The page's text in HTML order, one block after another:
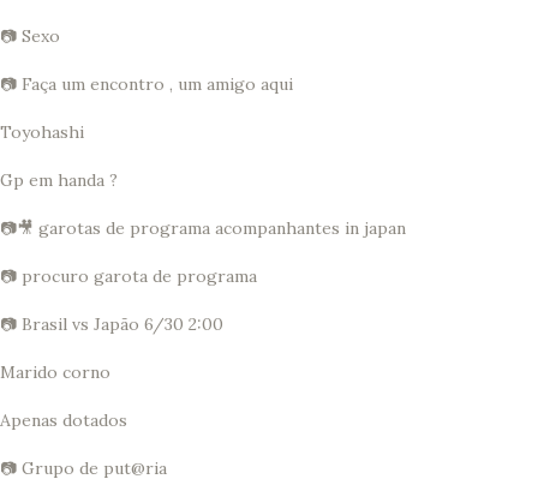
📷 Sexo
📷 Faça um encontro , um amigo aqui
Toyohashi
Gp em handa ?
📷🎥 garotas de programa acompanhantes in japan
📷 procuro garota de programa
📷 Brasil vs Japão 6/30 2:00
Marido corno
Apenas dotados
📷 Grupo de put@ria